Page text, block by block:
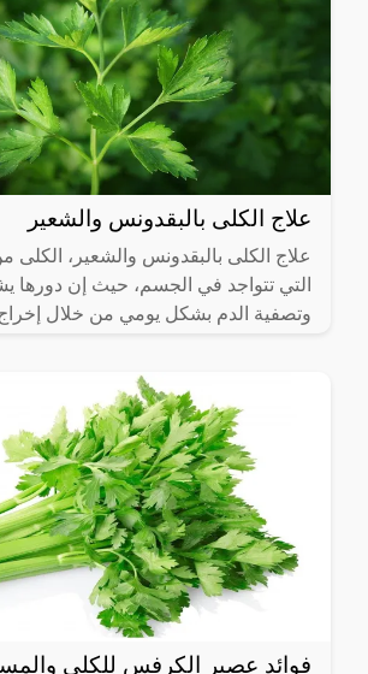
علاج الكلى بالبقدونس والشعير
علاج الكلى بالبقدونس والشعير، الكلى
التي تتواجد في الجسم، حيث إن دورها
وتصفية الدم بشكل يومي من خلال إخراج
فوائد عصير الكرفس للكلى